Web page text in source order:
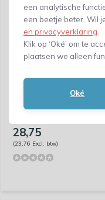
een analytische
een beetje beter. Wil
en privacyverklaring
Klik op ‘Oké’ om te
plaatsen we alleen
Oké
953YXL(953XL) -
Capaciteit: 1.600
28,75
(23,76 Excl. btw)